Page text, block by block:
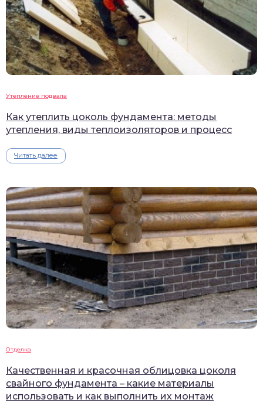
Утепление подвала
Как утеплить цоколь фундамента: методы
утепления, виды теплоизоляторов и процесс
Читать далее
Отделка
Качественная и красочная облицовка цоколя
свайного фундамента – какие материалы
использовать и как выполнить их монтаж